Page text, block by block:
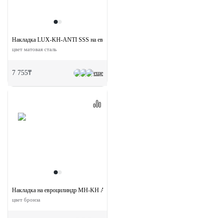
еще
Накладка LUX-KH-ANTI SSS на евроцилиднр
цвет матовая сталь
7 755₸
Накладка на евроцилиндр MH-KH AB круглая
цвет бронза